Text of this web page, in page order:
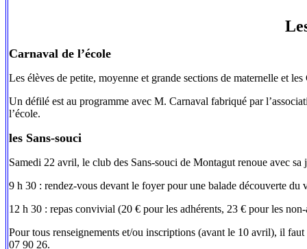
Carnaval de l’école
Les élèves de petite, moyenne et grande sections de maternelle et
Un défilé est au programme avec M. Carnaval fabriqué par
l’école.
les Sans-souci
Samedi 22 avril, le club des Sans-souci de Montagut renoue avec sa
9 h 30 : rendez-vous devant le foyer pour une balade découverte du
12 h 30 : repas convivial (20 € pour les adhérents, 23 € pour les
Pour tous renseignements et/ou inscriptions (avant le 10 avril), il
07 90 26.